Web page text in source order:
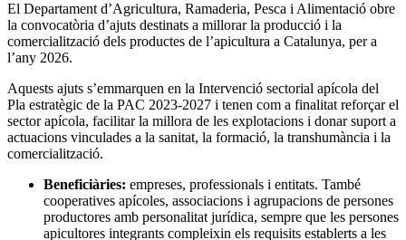
El Departament d’Agricultura, Ramaderia, Pesca i Alimentació obre
la convocatòria d’ajuts destinats a millorar la producció i la
comercialització dels productes de l’apicultura a Catalunya, per a
l’any 2026.
Aquests ajuts s’emmarquen en la Intervenció sectorial apícola del
Pla estratègic de la PAC 2023-2027 i tenen com a finalitat reforçar el
sector apícola, facilitar la millora de les explotacions i donar suport a
actuacions vinculades a la sanitat, la formació, la transhumància i la
comercialització.
Beneficiàries: empreses, professionals i entitats. També
cooperatives apícoles, associacions i agrupacions de persones
productores amb personalitat jurídica, sempre que les persones
apicultores integrants compleixin els requisits establerts a les